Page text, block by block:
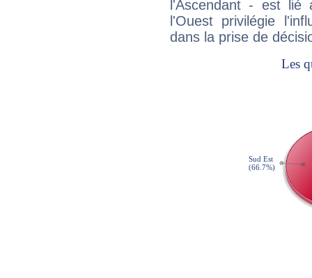
l'Ascendant - est
l'Ouest privilégie
dans la prise de